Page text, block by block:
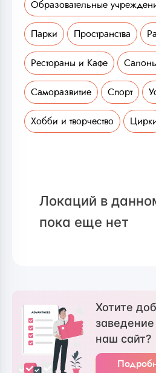
Образовательные
Парки Пространства
Рестораны и Кафе
Саморазвитие Спорт
Хобби и творчество
Локаций в
пока еще нет
Хотите
наш сайт?